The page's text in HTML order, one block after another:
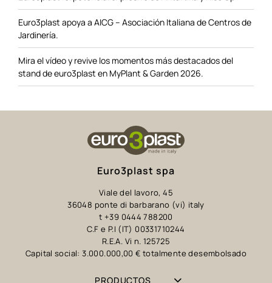
Euro3plast apoya a AICG – Asociación Italiana de Centros de
Jardinería.
Mira el vídeo y revive los momentos más destacados del
stand de euro3plast en MyPlant & Garden 2026.
Euro3plast spa
Viale del lavoro, 45
36048 ponte di barbarano (vi) italy
t +39 0444 788200
C.F e P.I (IT) 00331710244
R.E.A. Vi n. 125725
Capital social: 3.000.000,00 € totalmente desembolsado
PRODUCTOS